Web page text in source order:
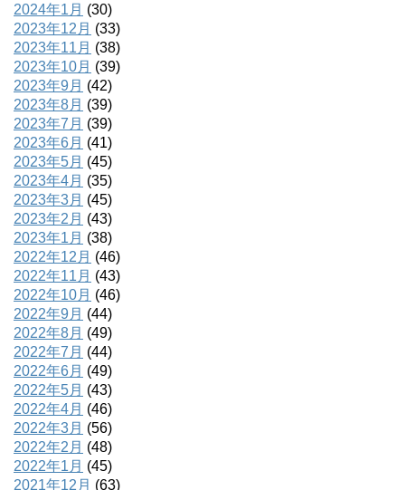
2024年1月 (30)
2023年12月 (33)
2023年11月 (38)
2023年10月 (39)
2023年9月 (42)
2023年8月 (39)
2023年7月 (39)
2023年6月 (41)
2023年5月 (45)
2023年4月 (35)
2023年3月 (45)
2023年2月 (43)
2023年1月 (38)
2022年12月 (46)
2022年11月 (43)
2022年10月 (46)
2022年9月 (44)
2022年8月 (49)
2022年7月 (44)
2022年6月 (49)
2022年5月 (43)
2022年4月 (46)
2022年3月 (56)
2022年2月 (48)
2022年1月 (45)
2021年12月 (63)